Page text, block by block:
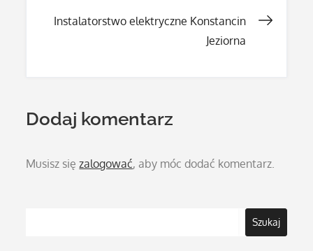
wpisu
Instalatorstwo elektryczne Konstancin
Jeziorna
Dodaj komentarz
Musisz sięzalogować, aby móc dodać komentarz.
Szukaj